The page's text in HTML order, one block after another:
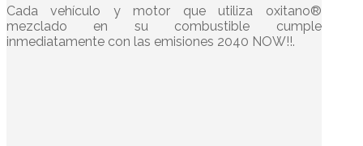
Cada vehículo y motor que utiliza oxitano®
mezclado en su combustible cumple
inmediatamente con las emisiones 2040 NOW!!.